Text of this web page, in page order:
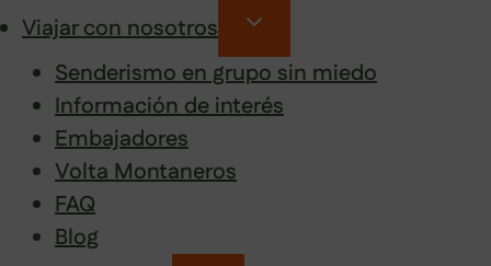
Viajar con nosotros
Senderismo en grupo sin miedo
Información de interés
Embajadores
Volta Montaneros
FAQ
Blog